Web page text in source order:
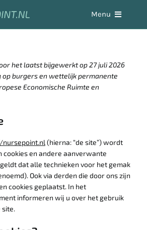
Menu
het laatst bijgewerkt op 27 juli 2026
op burgers en wettelijk permanente
Economische Ruimte en
(hierna: “de site”) wordt
cookies en andere aanverwante
dat alle technieken voor het gemak
Ook via derden die door ons zijn
cookies geplaatst. In het
informeren wij u over het gebruik
site.